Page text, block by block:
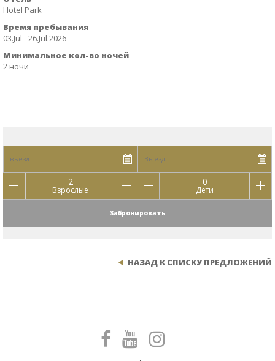
Hotel Park
Время пребывания
03.Jul - 26.Jul.2026
Минимальное кол-во ночей
2 ночи
2
Взрослые
0
Дети
Забронировать
НАЗАД К СПИСКУ ПРЕДЛОЖЕНИЙ